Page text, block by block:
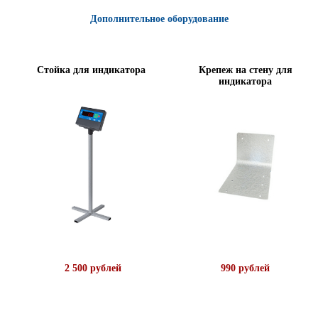
Дополнительное оборудование
Стойка для индикатора
Крепеж на стену для
индикатора
2 500 рублей 990 рублей